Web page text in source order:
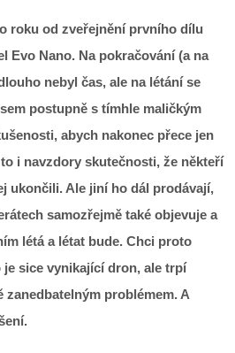
roku od zveřejnění prvního dílu
Evo Nano. Na pokračování (a na
nebyl čas, ale na létání se
postupně s tímhle maličkým
abych nakonec přece jen
i navzdory skutečnosti, že někteří
ukončili. Ale jiní ho dál prodávají,
samozřejmě také objevuje a
létá a létat bude. Chci proto
je sice vynikající dron, ale trpí
zanedbatelným problémem. A